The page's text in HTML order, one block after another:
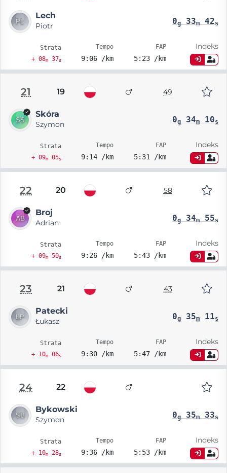
Lech
Piotr 0g33m42s
Strata
+ 08m37s
Tempo
9:06 /km
FAP
5:23 /km
Indeks
21 19 49
Skóra
Szymon 0g34m10s
Strata
+ 09m05s
Tempo
9:14 /km
FAP
5:31 /km
Indeks
22 20 58
Broj
Adrian 0g34m55s
Strata
+ 09m50s
Tempo
9:26 /km
FAP
5:43 /km
Indeks
23 21 43
Patecki
Łukasz 0g35m11s
Strata
+ 10m06s
Tempo
9:30 /km
FAP
5:47 /km
Indeks
24 22
Bykowski
Szymon 0g35m33s
Strata
+ 10m28s
Tempo
9:36 /km
FAP
5:53 /km
Indeks